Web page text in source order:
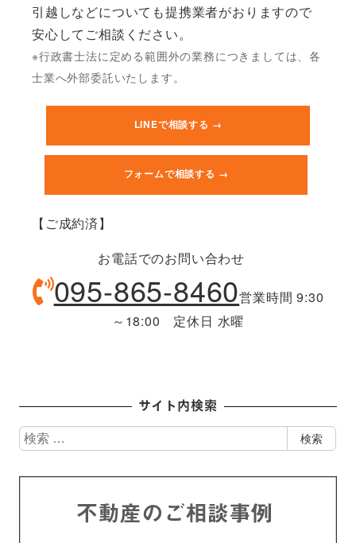
引越しなどについても提携業者がおりますので
安心してご相談ください。
※行政書士法に定める範囲外の業務につきましては、各
士業へ外部委託いたします。
LINEで相談する →
フォームで相談する →
【ご成約済】
お電話でのお問い合わせ
095-865-8460営業時間 9:30
～18:00 定休日 水曜
サイト内検索
検
索
検索